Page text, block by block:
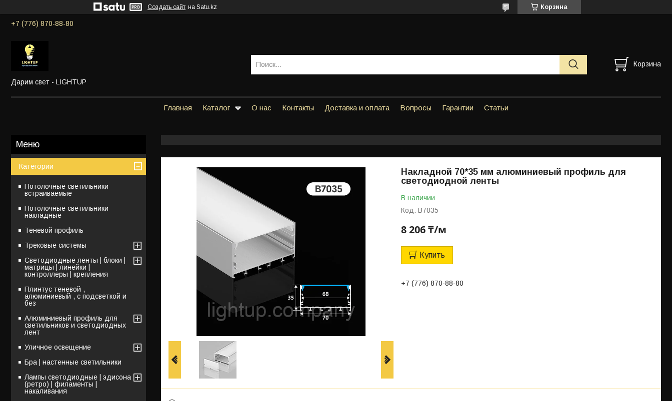
Создать сайт на Satu.kz Корзина
+7 (776) 870-88-80
Дарим свет - LIGHTUP
Корзина
Главная Каталог О нас Контакты Доставка и оплата Вопросы Гарантии Статьи
Накладной 70*35 мм алюминиевый профиль для
светодиодной ленты
В наличии
Код: В7035
8 206 ₸/м
Купить
+7 (776) 870-88-80
Категории
Потолочные светильники
встраиваемые
Потолочные светильники
накладные
Теневой профиль
Трековые системы
Светодиодные ленты | блоки |
матрицы | линейки |
контроллеры | крепления
Плинтус теневой ,
алюминиевый , с подсветкой и
без
Алюминиевый профиль для
светильников и светодиодных
лент
Уличное освещение
Бра | настенные светильники
Лампы светодиодные | эдисона
(ретро) | филаменты |
накаливания